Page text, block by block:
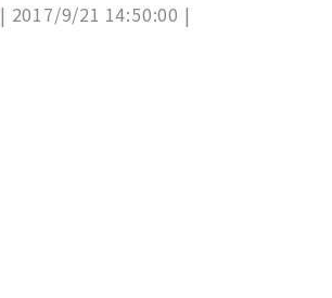
| 2017/9/21 14:50:00 |